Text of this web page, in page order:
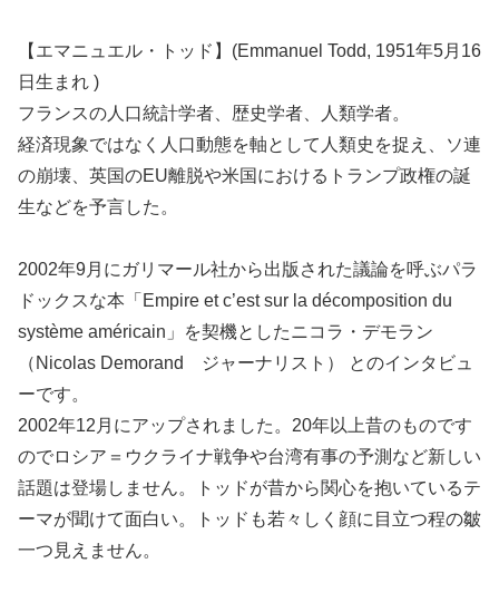
【エマニュエル・トッド】(Emmanuel Todd, 1951年5月16
日生まれ )
フランスの人口統計学者、歴史学者、人類学者。
経済現象ではなく人口動態を軸として人類史を捉え、ソ連
の崩壊、英国のEU離脱や米国におけるトランプ政権の誕
生などを予言した。
2002年9月にガリマール社から出版された議論を呼ぶパラ
ドックスな本「Empire et c’est sur la décomposition du
système américain」を契機としたニコラ・デモラン
（ Nicolas Demorand ジャーナリスト ）
とのインタビュ
ーです。
2002年12 月にアップされました。 20年以上昔のものです
のでロシア＝ウクライナ戦争や台湾有事の予測など新しい
話題は登場しません。トッドが昔から関心を抱いているテ
ーマが聞けて面白い。トッドも若々しく顔に目立つ程の皺
一つ見えません。